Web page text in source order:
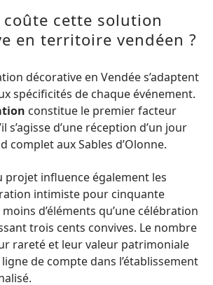
coûte cette solution
en territoire vendéen ?
décorative en Vendée s’adaptent
spécificités de chaque événement.
constitue le premier facteur
s’agisse d’une réception d’un jour
complet aux Sables d’Olonne.
projet influence également les
intimiste pour cinquante
d’éléments qu’une célébration
trois cents convives. Le nombre
rareté et leur valeur patrimoniale
de compte dans l’établissement